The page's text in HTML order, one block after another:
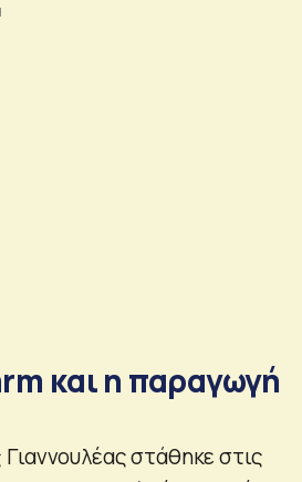
και η παραγωγή
στάθηκε στις